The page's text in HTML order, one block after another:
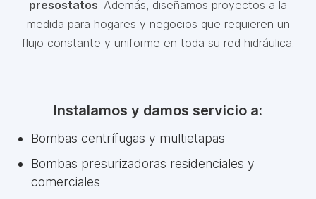
presostatos. Además, diseñamos proyectos a la
medida para hogares y negocios que requieren un
flujo constante y uniforme en toda su red hidráulica.
Instalamos y damos servicio a:
Bombas centrífugas y multietapas
Bombas presurizadoras residenciales y
comerciales